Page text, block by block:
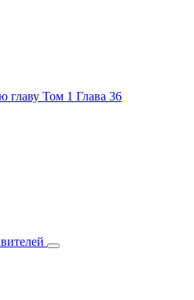
главу Том 1 Глава 36